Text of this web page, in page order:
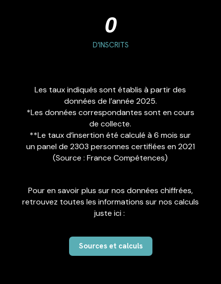
D'INSCRITS
0
Les taux indiqués sont établis à partir des
données de l’année 2025.
*Les données correspondantes sont en cours
de collecte.
**Le taux d’insertion été calculé à 6 mois sur
un panel de 2303 personnes certifiées en 2021
(Source : France Compétences)
Pour en savoir plus sur nos données chiffrées,
retrouvez toutes les informations sur nos calculs
juste ici :
Sources et calculs